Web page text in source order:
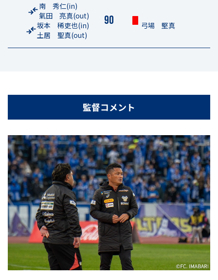
弓場 堅真
90
南 秀仁(in)
氣田 亮真(out)
坂本 稀吏也(in)
土居 聖真(out)
監督コメント